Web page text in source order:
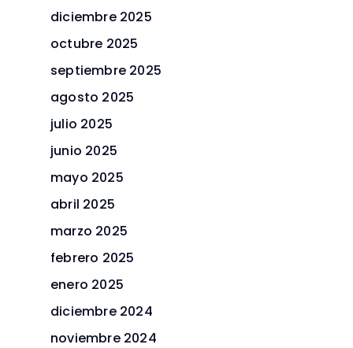
diciembre 2025
octubre 2025
septiembre 2025
agosto 2025
julio 2025
junio 2025
mayo 2025
abril 2025
marzo 2025
febrero 2025
enero 2025
diciembre 2024
noviembre 2024